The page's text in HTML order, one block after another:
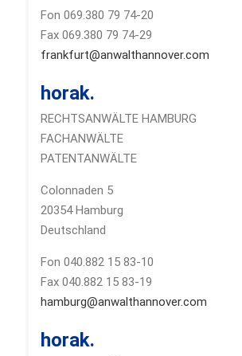
Fon 069.380 79 74-20
Fax 069.380 79 74-29
frankfurt@anwalthannover.com
horak.
RECHTSANWÄLTE HAMBURG
FACHANWÄLTE
PATENTANWÄLTE
Colonnaden 5
20354 Hamburg
Deutschland
Fon 040.882 15 83-10
Fax 040.882 15 83-19
hamburg@anwalthannover.com
horak.